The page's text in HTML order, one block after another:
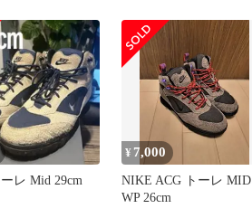
レ Mid 29cm
¥ 7,000
NIKE ACG トーレ MID
WP 26cm